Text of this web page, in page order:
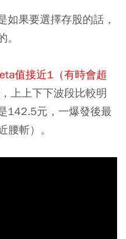
如果要選擇存股的話，
值接近1（有時會超
上上下下波段比較明
142.5元，一爆發後最
斬）。